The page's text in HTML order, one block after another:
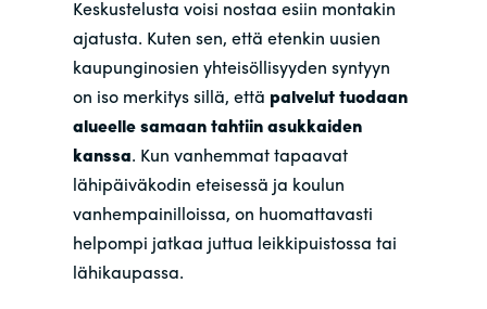
Keskustelusta voisi nostaa esiin montakin
ajatusta. Kuten sen, että etenkin uusien
kaupunginosien yhteisöllisyyden syntyyn
on iso merkitys sillä, että palvelut tuodaan
alueelle samaan tahtiin asukkaiden
kanssa. Kun vanhemmat tapaavat
lähipäiväkodin eteisessä ja koulun
vanhempainilloissa, on huomattavasti
helpompi jatkaa juttua leikkipuistossa tai
lähikaupassa.